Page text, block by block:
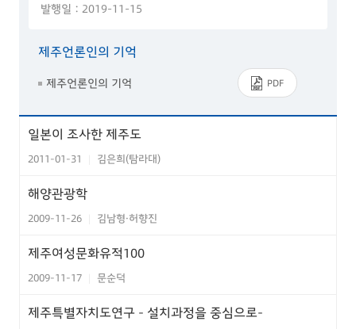
발행일 : 2019-11-15
제주언론인의 기억
제주언론인의 기억 PDF
일본이 조사한 제주도
2011-01-31 김은희(탐라대)
해양관광학
2009-11-26 김남형·허향진
제주여성문화유적100
2009-11-17 문순덕
제주특별자치도연구 - 설치과정을 중심으로-